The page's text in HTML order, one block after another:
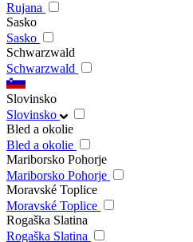
Rujana
Sasko
Sasko
Schwarzwald
Schwarzwald
Slovinsko
Slovinsko
Bled a okolie
Bled a okolie
Mariborsko Pohorje
Mariborsko Pohorje
Moravské Toplice
Moravské Toplice
Rogaška Slatina
Rogaška Slatina